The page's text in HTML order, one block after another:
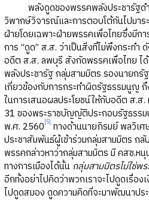
พลังดูดของพรรคพลังประชารัฐดำ
วิพากษ์วิจารณ์และการตอบโต้กันไปมาร
ฝ่ายโดยเฉพาะฝ่ายพรรคเพื่อไทยซึ่งมีก
การ “ดูด” ส.ส. ว่าเป็นสิ่งที่ไม่พึงกระทำ
อดีต ส.ส. ลพบุรี สังกัดพรรคเพื่อไทย ไ
พลังประชารัฐ กลุ่มสามมิตร รองนายกรั
เกี่ยวข้องกับการกระทำผิดรัฐธรรมนูญ
ในการเสนอผลประโยชน์ให้กับอดีต ส.ส.
31 ของพระราชบัญญัติประกอบรัฐธรร
พ.ศ. 2560[5] ทางด้านนายภิรมย์ พลวิเ
ประชาสัมพันธ์ผู้เข้าร่วมกลุ่มสามมิตร กลั
พรรคกล่าวหาว่ากลุ่มสามมิตร มี คสช.ห
ทางการเมืองได้นั้น กลุ่มสามมิตรไม่ใช่พ
อีกทั้งอย่าไปคิดว่าพวกเราจะไปดูดเรื่อ
ไปดูดสมอง ดูดความคิดที่จะมาพัฒนาปร